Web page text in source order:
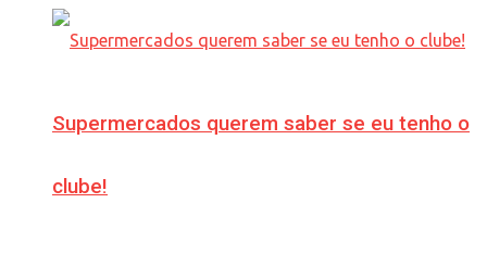
Supermercados querem saber se eu tenho o
clube!